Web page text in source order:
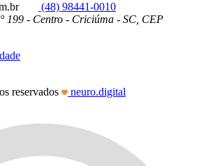
(48) 98441-0010
199 - Centro - Criciúma - SC, CEP
reservados
neuro.digital